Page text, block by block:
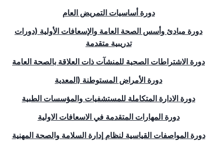
دورة أساسيات التمريض العام
دورة مبادئ وأسس الصحة العامة والإسعافات الأولية (دورات
تدريبية متقدمة
دورة الاشتراطات الصحية للمنشآت ذات العلاقة بالصحة العامة
دورة الأمراض المستوطنة (المعدية
دورة الادارة المتكاملة للمستشفيات والمؤسسات الطبية
دورة المهارات المتقدمة في الاسعافات الاولية
دورة المواصفات القياسية لنظام إدارة السلامة والصحة المهنية